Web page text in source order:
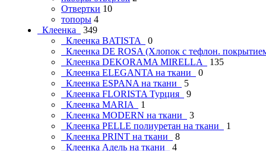
Отвертки 10
топоры 4
Клеенка
349
Клеенка BATISTA
0
Клеенка DE ROSA (Хлопок с тефлон.
Клеенка DEKORAMA MIRELLA
135
Клеенка ELEGANTA на ткани
0
Клеенка ESPANA на ткани
5
Клеенка FLORISTA Турция
9
Клеенка MARIA
1
Клеенка MODERN на ткани
3
Клеенка PELLE полиуретан на ткани
1
Клеенка PRINT на ткани
8
Клеенка Адель на ткани
4